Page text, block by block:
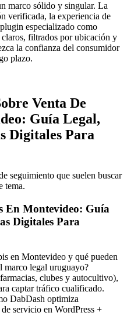
marco sólido y singular. La
verificada, la experiencia de
especializado como
filtrados por ubicación y
la confianza del consumidor
plazo.
Venta De
Guía Legal,
Digitales Para
seguimiento que suelen buscar
tema.
En Montevideo: Guía
Digitales Para
en Montevideo y qué pueden
marco legal uruguayo?
clubes y autocultivo),
captar tráfico cualificado.
DabDash optimiza
servicio en WordPress +